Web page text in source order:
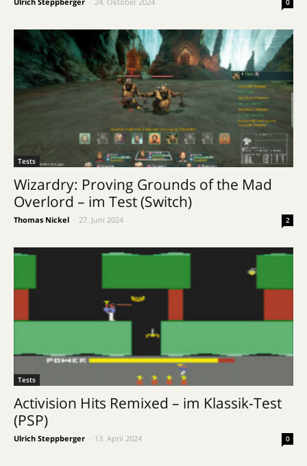
0
Tests
Wizardry: Proving Grounds of the Mad
Overlord – im Test (Switch)
Thomas Nickel 27. Juni 2024 2
Tests
Activision Hits Remixed – im Klassik-Test
(PSP)
Ulrich Steppberger 13. April 2024 0